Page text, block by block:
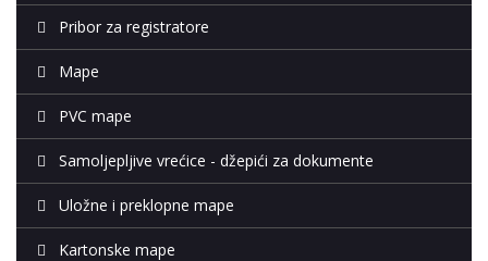
Pribor za registratore
Mape
PVC mape
Samoljepljive vrećice - džepići za dokumente
Uložne i preklopne mape
Kartonske mape